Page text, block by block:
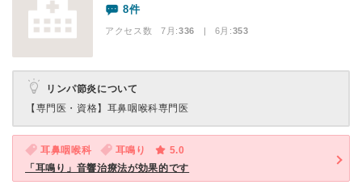
8件
アクセス数 7月:336 | 6月:353
リンパ節炎について
【専門医・資格】 耳鼻咽喉科専門医
耳鼻咽喉科 耳鳴り
5.0
「耳鳴り」音響治療法が効果的です